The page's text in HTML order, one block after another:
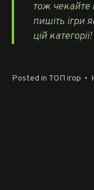
тож чекайте
пишіть ігри
цій категорії!
Posted in ТОП ігор •